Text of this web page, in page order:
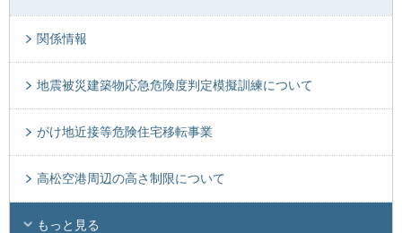
関係情報
地震被災建築物応急危険度判定模擬訓練について
がけ地近接等危険住宅移転事業
高松空港周辺の高さ制限について
もっと見る